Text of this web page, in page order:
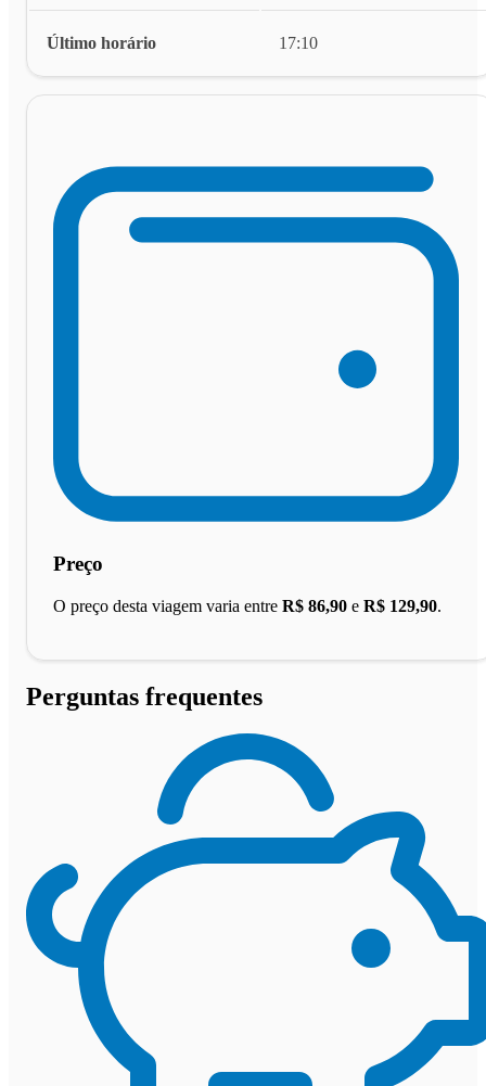
Último horário 17:10
Preço
O preço desta viagem varia entre R$ 86,90 e R$ 129,90.
Perguntas frequentes